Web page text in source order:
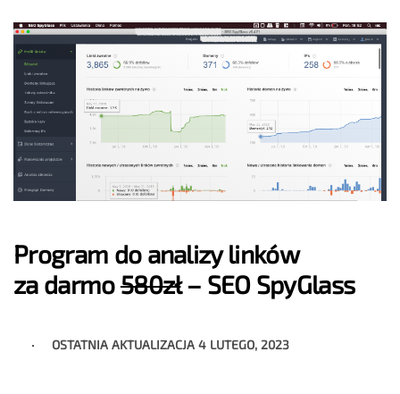
Program do analizy linków
za darmo580zł– SEO SpyGlass
OSTATNIA AKTUALIZACJA4 LUTEGO, 2023